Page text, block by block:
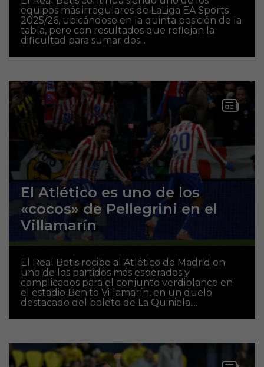
equipos más irregulares de LaLiga EA Sports
2025/26, ubicándose en la quinta posición de la
tabla, pero con resultados que reflejan la
dificultad para sumar dos...
El Atlético es uno de los
«cocos» de Pellegrini en el
Villamarín
El Real Betis recibe al Atlético de Madrid en
uno de los partidos más esperados y
complicados para el conjunto verdiblanco en
el estadio Benito Villamarín, en un duelo
destacado del boleto de La Quiniela....